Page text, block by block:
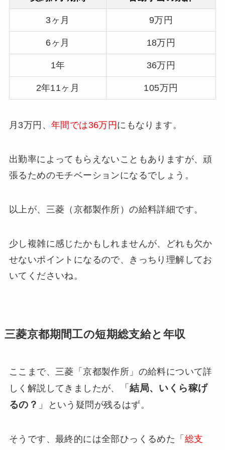
3ヶ月 9万円
6ヶ月 18万円
1年 36万円
2年11ヶ月 105万円
月3万円、 年間では36万円 にもなります。
出勤率によってもらえないこともありますが、頑
張るためのモチベーションになるでしょう。
以上が、三菱（京都製作所）の給料詳細です。
少し複雑に感じたかもしれませんが、どれも欠か
せないポイントになるので、きっちり理解してお
いてくださいね。
三菱京都期間工の短期総支給と年収
ここまで、三菱「京都製作所」の給料について詳
しく解説してきましたが、
「結局、いくら稼げ
るの？ 」 という疑問が残るはず。
そうです、最終的には全部ひっくるめた「 総支